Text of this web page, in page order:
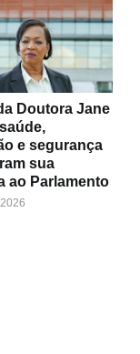
Doutora Jane
e segurança
sua
ao Parlamento